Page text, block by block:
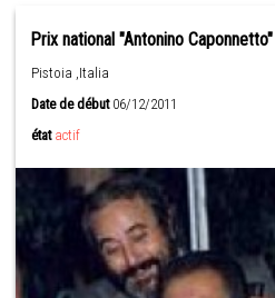
Prix national "Antonino Caponnetto"
Pistoia ,Italia
Date de début06/12/2011
état actif